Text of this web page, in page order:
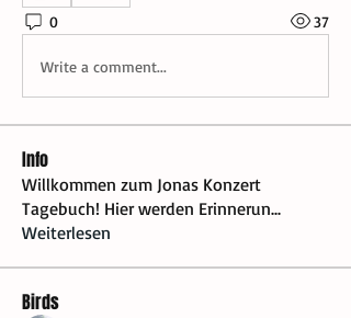
0 37
Write a comment...
Info
Willkommen zum Jonas Konzert
Tagebuch! Hier werden Erinnerun...
Weiterlesen
Birds